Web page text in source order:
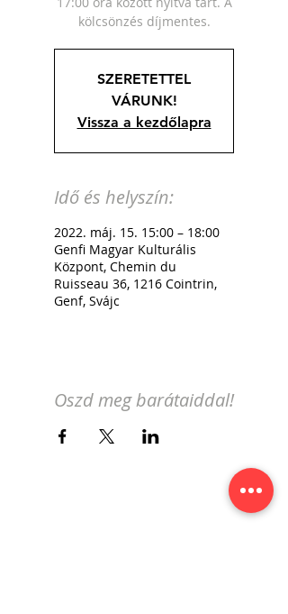
SZERETETTEL
VÁRUNK!
Vissza a kezdőlapra
Idő és helyszín:
2022. máj. 15. 15:00 – 18:00
Genfi Magyar Kulturális
Központ, Chemin du
Ruisseau 36, 1216 Cointrin,
Genf, Svájc
Oszd meg barátaiddal!